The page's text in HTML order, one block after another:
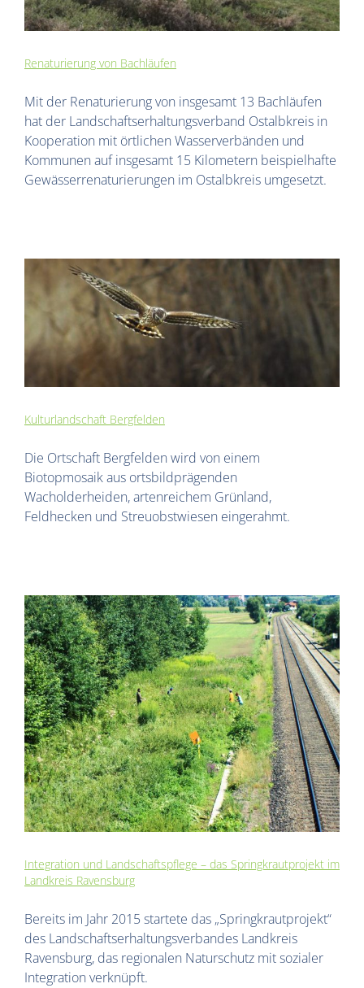
Renaturierung von Bachläufen
Mit der Renaturierung von insgesamt 13 Bachläufen
hat der Landschaftserhaltungsverband Ostalbkreis in
Kooperation mit örtlichen Wasserverbänden und
Kommunen auf insgesamt 15 Kilometern beispielhafte
Gewässerrenaturierungen im Ostalbkreis umgesetzt.
Kulturlandschaft Bergfelden
Die Ortschaft Bergfelden wird von einem
Biotopmosaik aus ortsbildprägenden
Wacholderheiden, artenreichem Grünland,
Feldhecken und Streuobstwiesen eingerahmt.
Integration und Landschaftspflege – das Springkrautprojekt im
Landkreis Ravensburg
Bereits im Jahr 2015 startete das „Springkrautprojekt“
des Landschaftserhaltungsverbandes Landkreis
Ravensburg, das regionalen Naturschutz mit sozialer
Integration verknüpft.